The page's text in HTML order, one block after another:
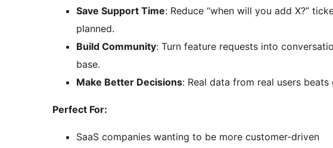
Save Support Time: Reduce “when will you add X?”
planned.
Build Community: Turn feature requests into
base.
Make Better Decisions: Real data from real users
Perfect For:
SaaS companies wanting to be more customer-driven